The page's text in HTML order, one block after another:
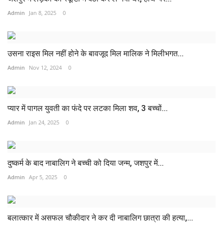
Admin Jan 8, 2025 0
उसना राइस मिल नहीं होने के बावजूद मिल मालिक ने मिलीभगत...
Admin Nov 12, 2024 0
प्यार में पागल युवती का फंदे पर लटका मिला शव, 3 बच्चों...
Admin Jan 24, 2025 0
दुष्कर्म के बाद नाबालिग ने बच्ची को दिया जन्म, जशपुर में...
Admin Apr 5, 2025 0
बलात्कार में असफल चौकीदार ने कर दी नाबालिग छात्रा की हत्या,...